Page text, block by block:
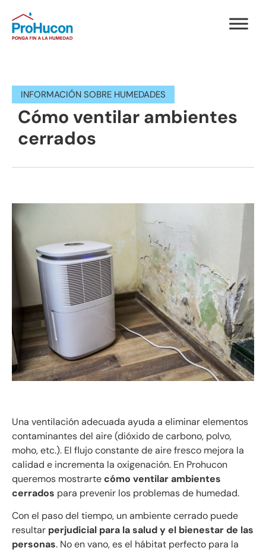
INFORMACIÓN SOBRE HUMEDADES
Cómo ventilar ambientes
cerrados
Una ventilación adecuada ayuda a eliminar elementos
contaminantes del aire (dióxido de carbono, polvo,
moho, etc.). El flujo constante de aire fresco mejora la
calidad e incrementa la oxigenación. En Prohucon
queremos mostrartecómo ventilar ambientes
cerrados para prevenir los problemas de humedad.
Con el paso del tiempo, un ambiente cerrado puede
resultar perjudicial para la salud y el bienestar de las
personas. No en vano, es el hábitat perfecto para la